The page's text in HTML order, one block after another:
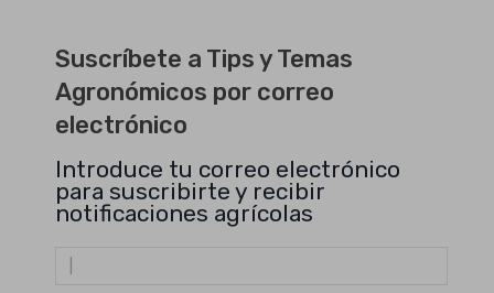
Suscríbete a Tips y Temas
Agronómicos por correo
electrónico
Introduce tu correo electrónico
para suscribirte y recibir
notificaciones agrícolas
Dirección
de